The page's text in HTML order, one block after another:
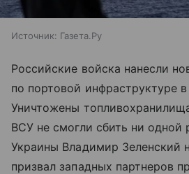
Источник: Газета.Ру
Российские войска нанесли
по портовой инфраструктуре
Уничтожены
ВСУ не смогли сбить ни одной
Украины Владимир Зеленский
призвал западных партнеров